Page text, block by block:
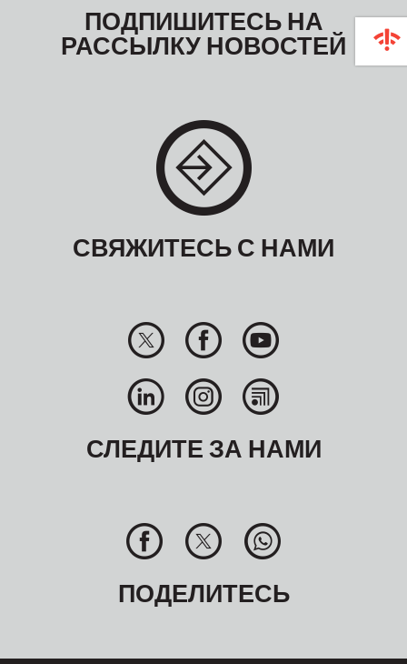
ПОДПИШИТЕСЬ НА
РАССЫЛКУ НОВОСТЕЙ
СВЯЖИТЕСЬ С НАМИ
СЛЕДИТЕ ЗА НАМИ
ПОДЕЛИТЕСЬ